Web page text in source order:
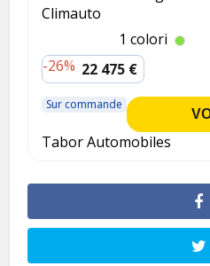
Climauto
1 colori
-26% 22 475 €
Sur commande
Tabor Automobiles